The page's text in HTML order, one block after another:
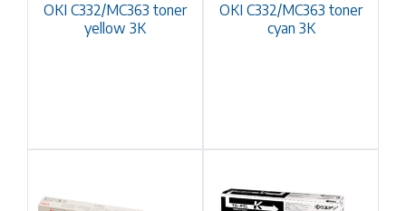
OKI C332/MC363 toner
yellow 3K
OKI C332/MC363 toner
cyan 3K